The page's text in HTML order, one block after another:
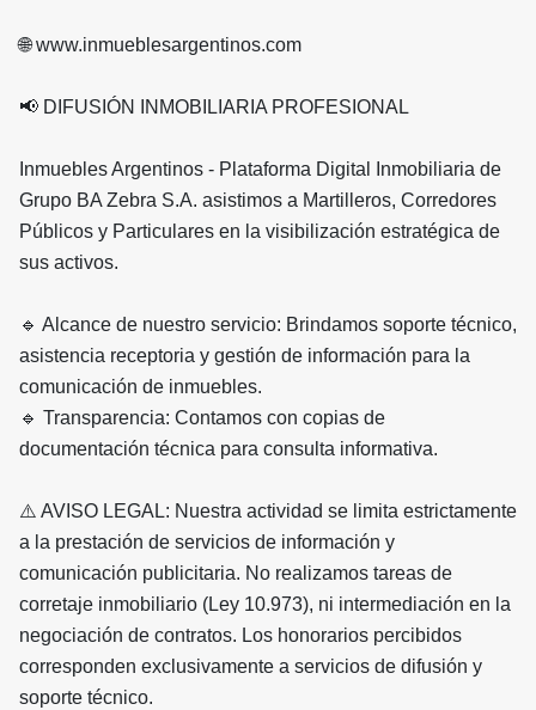
🌐 www.inmueblesargentinos.com
📢 DIFUSIÓN INMOBILIARIA PROFESIONAL
Inmuebles Argentinos - Plataforma Digital Inmobiliaria de
Grupo BA Zebra S.A. asistimos a Martilleros, Corredores
Públicos y Particulares en la visibilización estratégica de
sus activos.
🔹 Alcance de nuestro servicio: Brindamos soporte técnico,
asistencia receptoria y gestión de información para la
comunicación de inmuebles.
🔹 Transparencia: Contamos con copias de
documentación técnica para consulta informativa.
⚠️ AVISO LEGAL: Nuestra actividad se limita estrictamente
a la prestación de servicios de información y
comunicación publicitaria. No realizamos tareas de
corretaje inmobiliario (Ley 10.973), ni intermediación en la
negociación de contratos. Los honorarios percibidos
corresponden exclusivamente a servicios de difusión y
soporte técnico.